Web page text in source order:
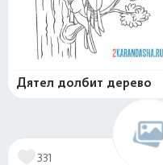
Дятел долбит дерево
331